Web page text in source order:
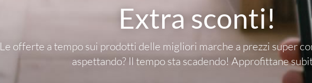
Extra sconti!
Le offerte a tempo sui prodotti delle migliori marche a prezzi super
aspettando? Il tempo sta scadendo! Approfittane